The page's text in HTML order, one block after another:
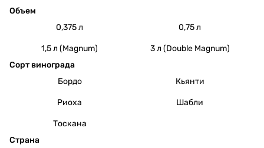
Объем
0,375 л
0,75 л
1,5 л (Magnum)
3 л (Double Magnum)
Сорт винограда
Бордо
Кьянти
Риоха Шабли
Тоскана
Страна